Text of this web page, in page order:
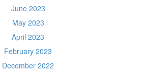
June 2023
May 2023
April 2023
February 2023
December 2022